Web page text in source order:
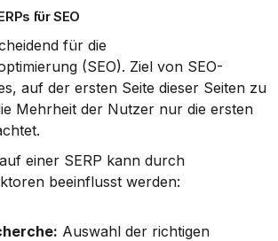
für SEO
für die
(SEO). Ziel von SEO-
auf der ersten Seite dieser Seiten zu
Mehrheit der Nutzer nur die ersten
einer SERP kann durch
beeinflusst werden:
Auswahl der richtigen